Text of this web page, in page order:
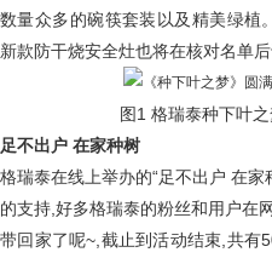
数量众多的碗筷套装以及精美绿
新款防干烧安全灶也将在核对名单后
图1 格瑞泰种下叶
足不出户 在家种树
格瑞泰在线上举办的“足不出户 在
的支持,好多格瑞泰的粉丝和用户在
带回家了呢~,截止到活动结束,共有